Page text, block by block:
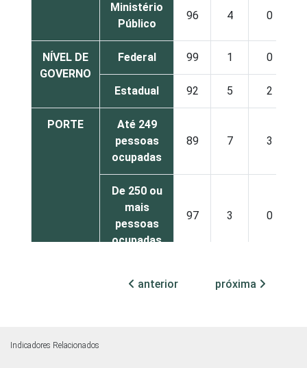
Ministério
Público
96 4 0
NÍVEL DE
GOVERNO
Federal 99 1 0
Estadual 92 5 2
PORTE
Até 249
pessoas
ocupadas
89 7 3
De 250 ou
mais
pessoas
ocupadas
97 3 0
declarado
6
Estudos para o Desenvolvimento da
anterior próxima
Indicadores Relacionados